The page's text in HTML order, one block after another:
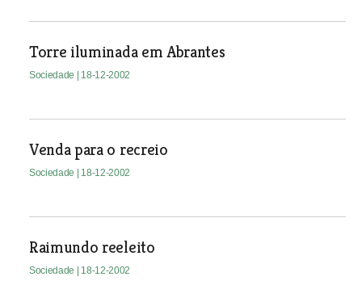
Torre iluminada em Abrantes
Sociedade | 18-12-2002
Venda para o recreio
Sociedade | 18-12-2002
Raimundo reeleito
Sociedade | 18-12-2002